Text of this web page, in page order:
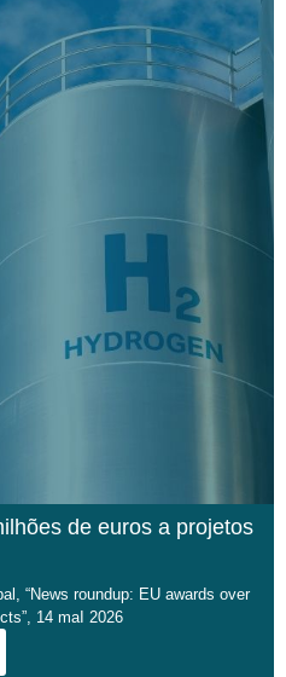
de euros a projetos
“News roundup: EU awards over
14 maI 2026